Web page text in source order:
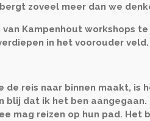
zoveel meer dan we
van Kampenhout workshops
in het voorouder veld.
de reis naar binnen maakt, is
blij dat ik het ben aangegaan.
mag reizen op hun pad. Het